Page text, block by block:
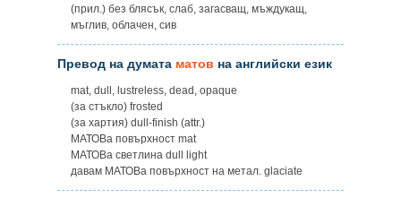
(прил.) без блясък, слаб, загасващ, мъждукащ,
мъглив, облачен, сив
Превод на думата матов на английски език
mat, dull, lustreless, dead, opaque
(за стъкло) frosted
(за хартия) dull-finish (attr.)
МАТОВа повърхност mat
МАТОВа светлина dull light
давам МАТОВа повърхност на метал. glaciate